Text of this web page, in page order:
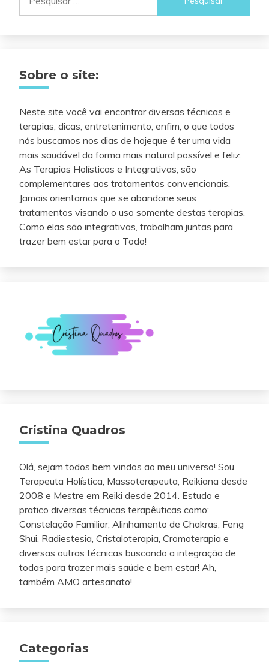
por:
Sobre o site:
Neste site você vai encontrar diversas técnicas e
terapias, dicas, entretenimento, enfim, o que todos
nós buscamos nos dias de hojeque é ter uma vida
mais saudável da forma mais natural possível e feliz.
As Terapias Holísticas e Integrativas, são
complementares aos tratamentos convencionais.
Jamais orientamos que se abandone seus
tratamentos visando o uso somente destas terapias.
Como elas são integrativas, trabalham juntas para
trazer bem estar para o Todo!
Cristina Quadros
Olá, sejam todos bem vindos ao meu universo! Sou
Terapeuta Holística, Massoterapeuta, Reikiana desde
2008 e Mestre em Reiki desde 2014. Estudo e
pratico diversas técnicas terapêuticas como:
Constelação Familiar, Alinhamento de Chakras, Feng
Shui, Radiestesia, Cristaloterapia, Cromoterapia e
diversas outras técnicas buscando a integração de
todas para trazer mais saúde e bem estar! Ah,
também AMO artesanato!
Categorias